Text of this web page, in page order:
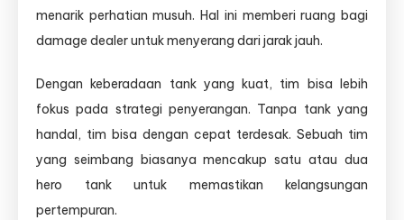
menarik perhatian musuh. Hal ini memberi ruang bagi
damage dealer untuk menyerang dari jarak jauh.
Dengan keberadaan tank yang kuat, tim bisa lebih
fokus pada strategi penyerangan. Tanpa tank yang
handal, tim bisa dengan cepat terdesak. Sebuah tim
yang seimbang biasanya mencakup satu atau dua
hero tank untuk memastikan kelangsungan
pertempuran.